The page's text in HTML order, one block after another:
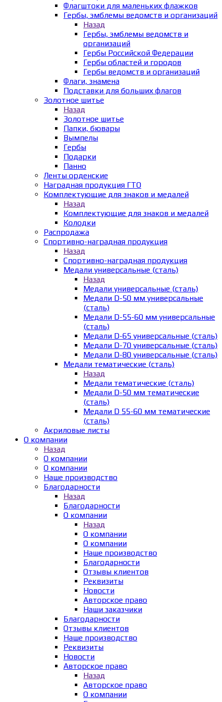
Флагштоки для маленьких флажков
Гербы, эмблемы ведомств и организаций
Назад
Гербы, эмблемы ведомств и
организаций
Гербы Российской Федерации
Гербы областей и городов
Гербы ведомств и организаций
Флаги, знамена
Подставки для больших флагов
Золотное шитье
Назад
Золотное шитье
Папки, бювары
Вымпелы
Гербы
Подарки
Панно
Ленты орденские
Наградная продукция ГТО
Комплектующие для знаков и медалей
Назад
Комплектующие для знаков и медалей
Колодки
Распродажа
Спортивно-наградная продукция
Назад
Спортивно-наградная продукция
Медали универсальные (сталь)
Назад
Медали универсальные (сталь)
Медали D-50 мм универсальные
(сталь)
Медали D-55-60 мм универсальные
(сталь)
Медали D-65 универсальные (сталь)
Медали D-70 универсальные (сталь)
Медали D-80 универсальные (сталь)
Медали тематические (сталь)
Назад
Медали тематические (сталь)
Медали D-50 мм тематические
(сталь)
Медали D 55-60 мм тематические
(сталь)
Акриловые листы
О компании
Назад
О компании
О компании
Наше производство
Благодарности
Назад
Благодарности
О компании
Назад
О компании
О компании
Наше производство
Благодарности
Отзывы клиентов
Реквизиты
Новости
Авторское право
Наши заказчики
Благодарности
Отзывы клиентов
Наше производство
Реквизиты
Новости
Авторское право
Назад
Авторское право
О компании